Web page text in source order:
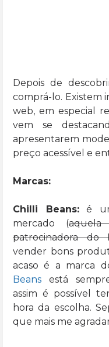
Depois de
comprá-lo. Existem
web, em especial
vem se
apresentarem
preço acessível e
Marcas:
Chilli Beans:é
mercado (
patrocinadora do
vender bons
acaso é a marca
Beans está
assim é possível
hora da escolha.
que mais me